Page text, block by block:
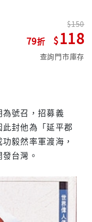
79
150
118
查詢門市庫存
號召，招募義
封他為「延平郡
毅然率軍渡海，
台灣。